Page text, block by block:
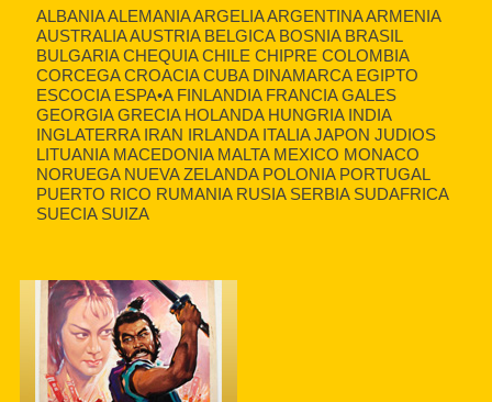
ALBANIA ALEMANIA ARGELIA ARGENTINA ARMENIA
AUSTRALIA AUSTRIA BELGICA BOSNIA BRASIL
BULGARIA CHEQUIA CHILE CHIPRE COLOMBIA
CORCEGA CROACIA CUBA DINAMARCA EGIPTO
ESCOCIA ESPA•A FINLANDIA FRANCIA GALES
GEORGIA GRECIA HOLANDA HUNGRIA INDIA
INGLATERRA IRAN IRLANDA ITALIA JAPON JUDIOS
LITUANIA MACEDONIA MALTA MEXICO MONACO
NORUEGA NUEVA ZELANDA POLONIA PORTUGAL
PUERTO RICO RUMANIA RUSIA SERBIA SUDAFRICA
SUECIA SUIZA